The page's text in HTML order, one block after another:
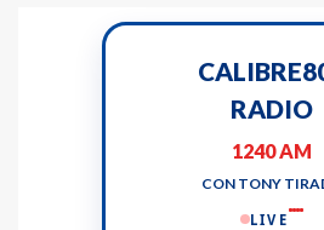
RADIO
1240 AM
CON TONY
LIVE